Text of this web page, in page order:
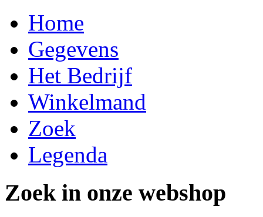
Home
Gegevens
Het Bedrijf
Winkelmand
Zoek
Legenda
Zoek in onze webshop